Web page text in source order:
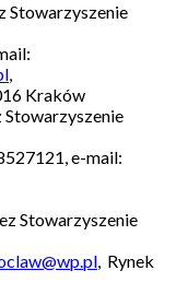
Stowarzyszenie
,
Kraków
Stowarzyszenie
e-mail:
Stowarzyszenie
, Rynek